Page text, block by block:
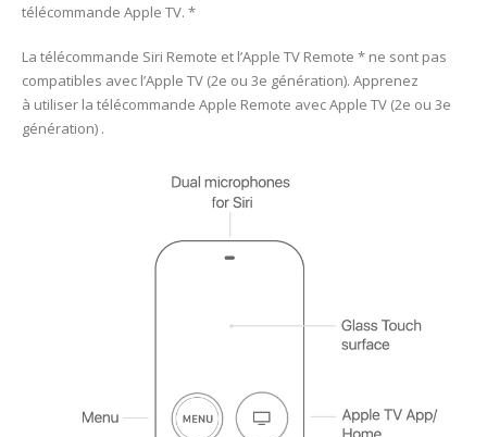
télécommande Apple TV. *
La télécommande Siri Remote et l’Apple TV Remote * ne sont pas
compatibles avec l’Apple TV (2e ou 3e génération). Apprenez
à utiliser la télécommande Apple Remote avec Apple TV (2e ou 3e
génération) .